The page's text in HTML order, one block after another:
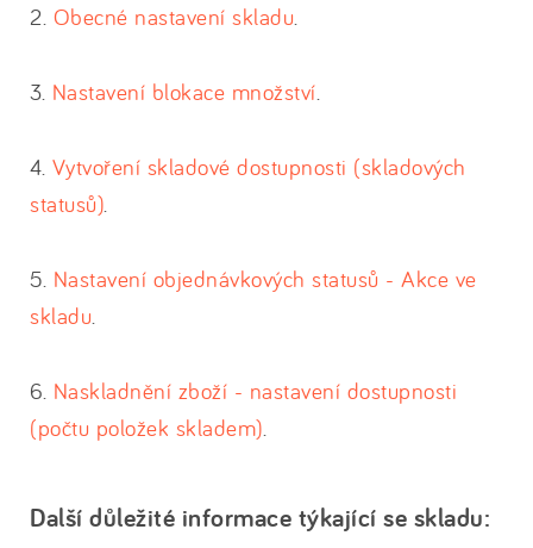
2. Obecné nastavení skladu.
3. Nastavení blokace množství.
4. Vytvoření skladové dostupnosti (skladových
statusů).
5. Nastavení objednávkových statusů - Akce ve
skladu.
6. Naskladnění zboží - nastavení dostupnosti
(počtu položek skladem).
Další důležité informace týkající se skladu: